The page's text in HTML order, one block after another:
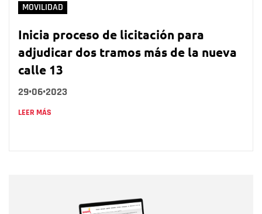
MOVILIDAD
Inicia proceso de licitación para
adjudicar dos tramos más de la nueva
calle 13
29•06•2023
LEER MÁS